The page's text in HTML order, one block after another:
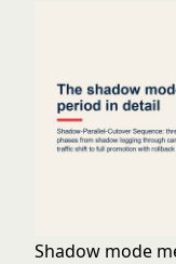
Shadow mode